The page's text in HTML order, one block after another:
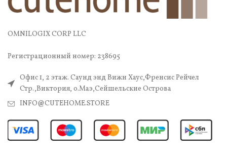
OMNILOGIX CORP LLC
Регистрационный номер: 238695
Офис 1, 2 этаж. Саунд энд Вижн Хаус,Френсис Рейчел
Стр.,Виктория, о.Маэ,Сейшельские Острова
INFO@CUTEHOME.STORE